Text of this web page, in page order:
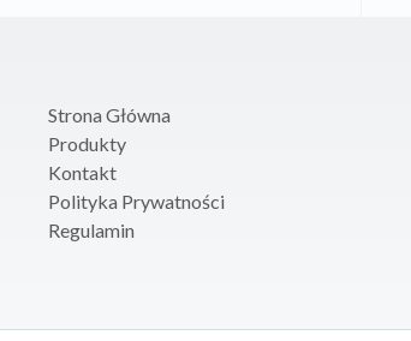
Strona Główna
Produkty
Kontakt
Polityka Prywatności
Regulamin